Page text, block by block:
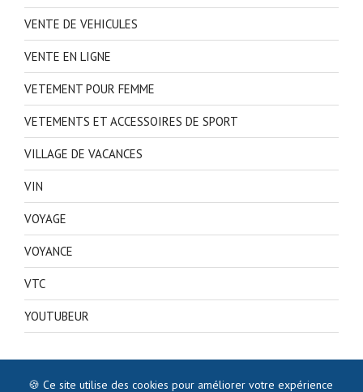
VENTE DE VEHICULES
VENTE EN LIGNE
VETEMENT POUR FEMME
VETEMENTS ET ACCESSOIRES DE SPORT
VILLAGE DE VACANCES
VIN
VOYAGE
VOYANCE
VTC
YOUTUBEUR
🍪 Ce site utilise des cookies pour améliorer votre expérience